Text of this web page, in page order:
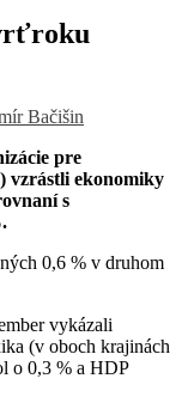
Bačišin
pre
vzrástli ekonomiky
s
0,6 % v druhom
vykázali
(v oboch krajinách
o 0,3 % a HDP